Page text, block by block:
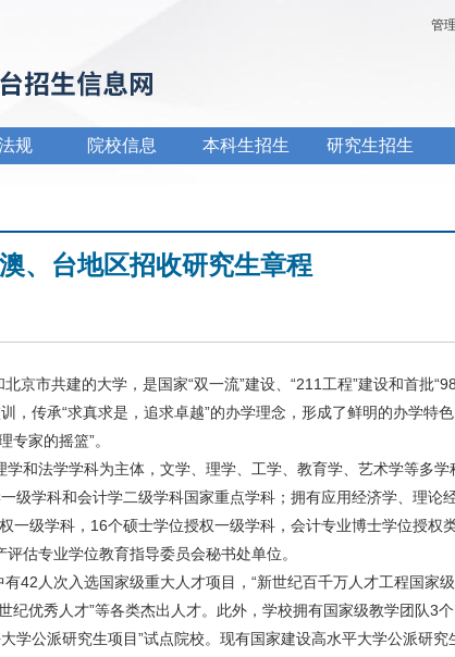
管
规 院校信息 本科生招生 研究生招生
、台地区招收研究生章程
京市共建的大学，是国家“双一流”建设、“211工程”建设和首批
，传承“求真求是，追求卓越”的办学理念，形成了鲜明的办学特
家的摇篮”。
和法学学科为主体，文学、理学、工学、教育学、艺术学等多
级学科和会计学二级学科国家重点学科；拥有应用经济学、理论
一级学科，16个硕士学位授权一级学科，会计专业博士学位授权
估专业学位教育指导委员会秘书处单位。
42人次入选国家级重大人才项目，“新世纪百千万人才工程国家
纪优秀人才”等各类杰出人才。此外，学校拥有国家级教学团队3
学公派研究生项目”试点院校。现有国家建设高水平大学公派研